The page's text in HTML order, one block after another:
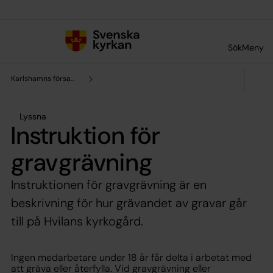
SökMeny
Karlshamns församling
Lyssna
Instruktion för
gravgrävning
Instruktionen för gravgrävning är en
beskrivning för hur grävandet av gravar går
till på Hvilans kyrkogård.
Ingen medarbetare under 18 år får delta i arbetat med
att gräva eller återfylla. Vid gravgrävning eller